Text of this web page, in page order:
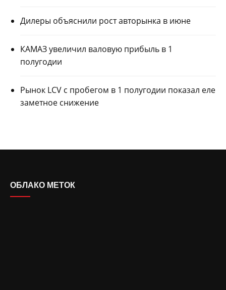
Дилеры объяснили рост авторынка в июне
КАМАЗ увеличил валовую прибыль в 1
полугодии
Рынок LCV с пробегом в 1 полугодии показал еле
заметное снижение
ОБЛАКО МЕТОК